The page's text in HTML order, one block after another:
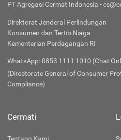
PT Agregasi Cermat Indonesia -
Direktorat Jenderal Perlindungan
Konsumen dan Tertib Niaga
Kementerian Perdagangan RI
WhatsApp: 0853 1111 1010 (Chat
(Directorate General of Consumer
Compliance)
Cermati